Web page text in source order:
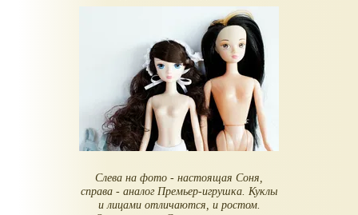
Слева на фото - настоящая Соня,
справа - аналог Премьер-игрушка. Куклы
и лицами отличаются, и ростом.